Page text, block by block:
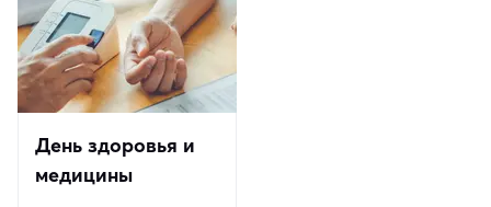
День здоровья и
медицины